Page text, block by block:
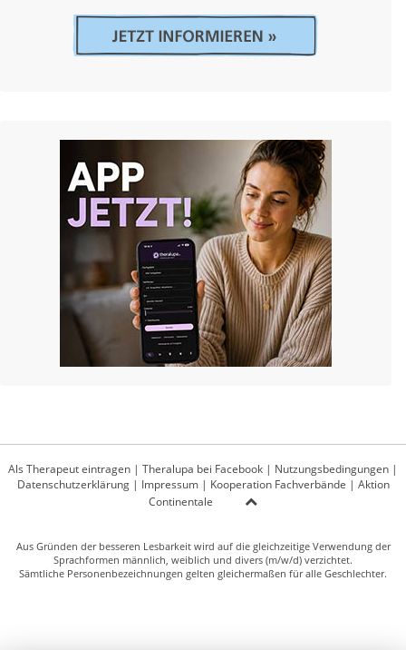
Als Therapeut eintragen | Theralupa bei Facebook | Nutzungsbedingungen |
Datenschutzerklärung| Impressum| Kooperation Fachverbände | Aktion
Continentale
Aus Gründen der besseren Lesbarkeit wird auf die gleichzeitige Verwendung der
Sprachformen männlich, weiblich und divers (m/w/d) verzichtet.
Sämtliche Personenbezeichnungen gelten gleichermaßen für alle Geschlechter.